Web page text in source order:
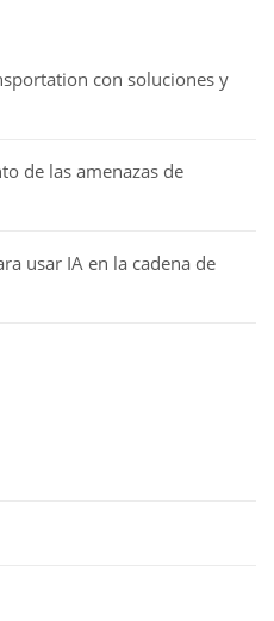
con soluciones y
de las amenazas de
usar IA en la cadena de